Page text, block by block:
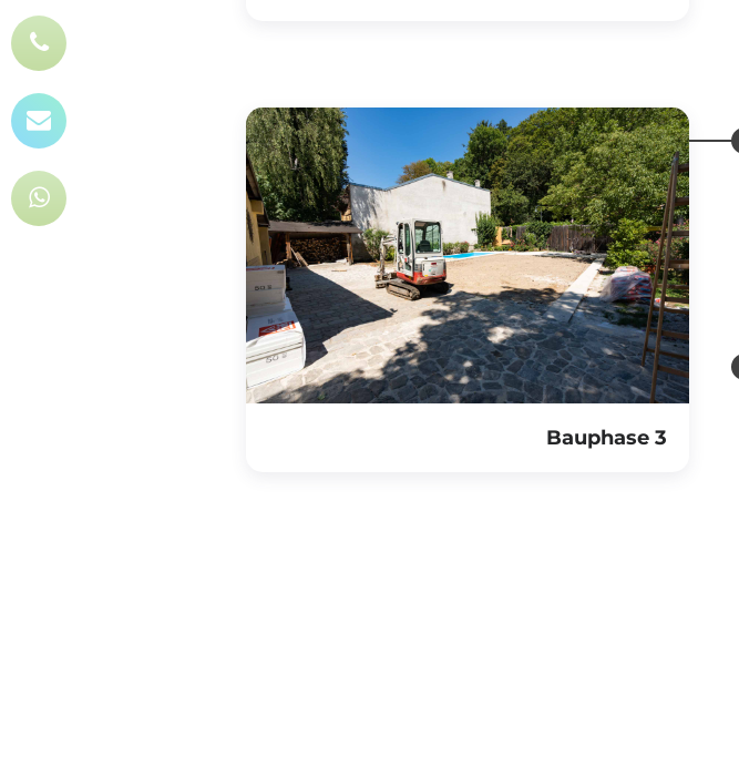
Bauphase 3